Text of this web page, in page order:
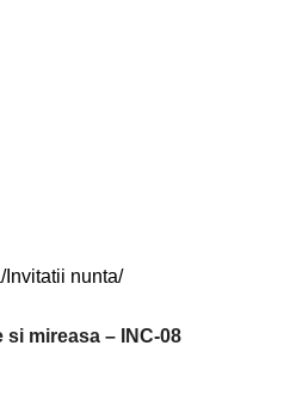
Invitatii nunta
si mireasa – INC-08